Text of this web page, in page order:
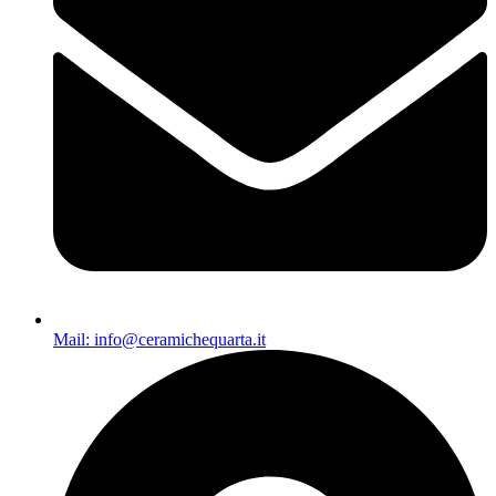
Mail: info@ceramichequarta.it